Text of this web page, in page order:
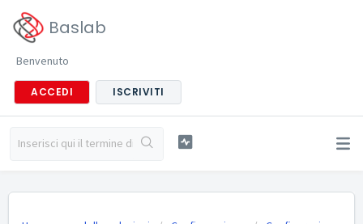
Baslab
Benvenuto
ACCEDI ISCRIVITI